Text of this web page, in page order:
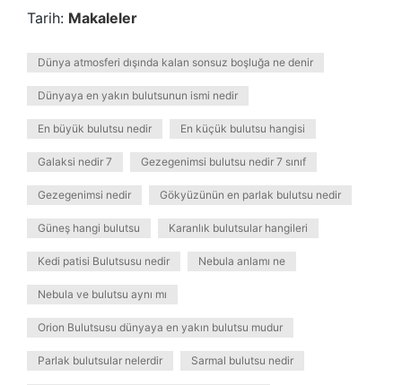
Tarih: Makaleler
Dünya atmosferi dışında kalan sonsuz boşluğa ne denir
Dünyaya en yakın bulutsunun ismi nedir
En büyük bulutsu nedir En küçük bulutsu hangisi
Galaksi nedir 7 Gezegenimsi bulutsu nedir 7 sınıf
Gezegenimsi nedir Gökyüzünün en parlak bulutsu nedir
Güneş hangi bulutsu Karanlık bulutsular hangileri
Kedi patisi Bulutsusu nedir Nebula anlamı ne
Nebula ve bulutsu aynı mı
Orion Bulutsusu dünyaya en yakın bulutsu mudur
Parlak bulutsular nelerdir Sarmal bulutsu nedir